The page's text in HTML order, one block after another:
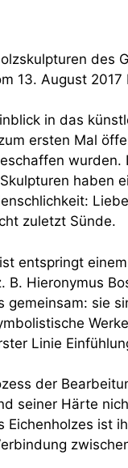
des
13. August
in das
ersten Mal
wurden.
haben
zuletzt Sünde.
entspringt
Hieronymus
gemeinsam: sie
Linie
der
seiner Härte
Eichenholzes ist